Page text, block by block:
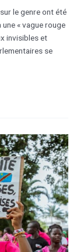
le genre ont été
« vague rouge
invisibles et
se